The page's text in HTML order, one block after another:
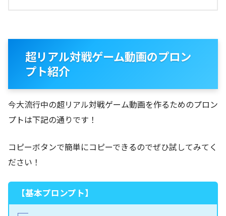
超リアル対戦ゲーム動画のプロン
プト紹介
今大流行中の超リアル対戦ゲーム動画を作るためのプロン
プトは下記の通りです！
コピーボタンで簡単にコピーできるのでぜひ試してみてく
ださい！
【基本プロンプト】